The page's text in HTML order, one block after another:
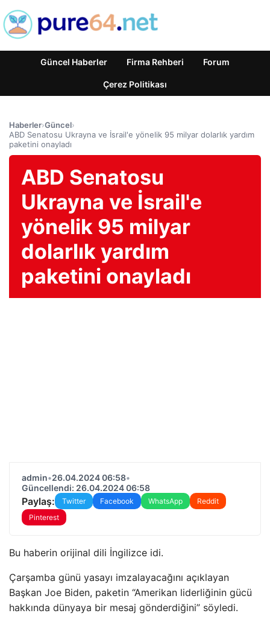
Güncel Haberler Firma Rehberi Forum
Çerez Politikası
Haberler›Güncel›
ABD Senatosu Ukrayna ve İsrail'e yönelik 95 milyar dolarlık yardım
paketini onayladı
ABD Senatosu
Ukrayna ve İsrail'e
yönelik 95 milyar
dolarlık yardım
paketini onayladı
admin•26.04.2024 06:58•
Güncellendi: 26.04.2024 06:58
Paylaş: Twitter Facebook WhatsApp
Reddit
Pinterest
Bu haberin orijinal dili İngilizce idi.
Çarşamba günü yasayı imzalayacağını açıklayan
Başkan Joe Biden, paketin “Amerikan liderliğinin gücü
hakkında dünyaya bir mesaj gönderdiğini” söyledi.